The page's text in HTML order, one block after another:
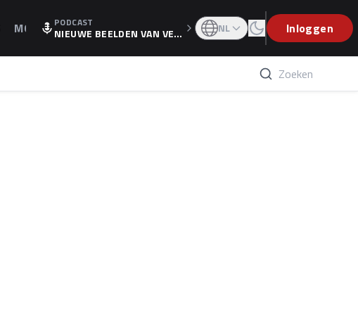
MOTOGPPODCAST
NIEUWE BEELDEN VAN VER
WEET IS ER NU GETEKEND'
NL Inloggen